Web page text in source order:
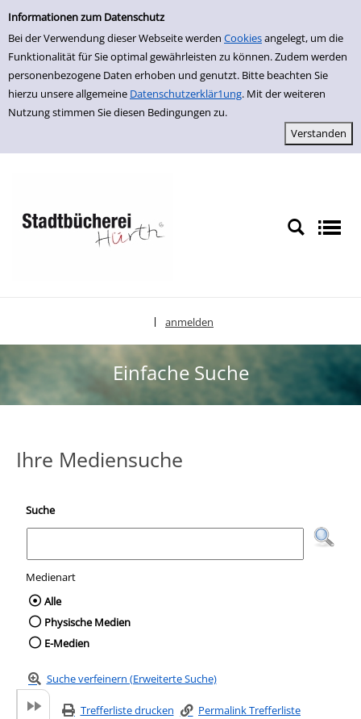
Einfache Suche
Informationen zum Datenschutz
Bei der Verwendung dieser Webseite werden Cookiesangelegt, um die
Funktionalität für Sie optimal gewährleisten zu können. Zudem werden
personenbezogene Daten erhoben und genutzt. Bitte beachten Sie
hierzu unsere allgemeine Datenschutzerklär1ung. Mit der weiteren
Nutzung stimmen Sie diesen Bedingungen zu.
zur Navigation springen
zum Inhalt springen
Zu den Suchfiltern springen
Zur Trefferliste springen
anmelden
Einfache Suche
Ihre Mediensuche
Suche
Medienart
Wählen Sie die Medienart nach der Sie
Alle
Physische Medien
E-Medien
Suche verfeinern (Erweiterte Suche)
Trefferliste drucken
Permalink Trefferliste